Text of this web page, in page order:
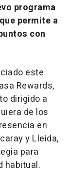
programa
permite a
con
este
Rewards,
dirigido a
de los
en
y Lleida,
para
habitual.